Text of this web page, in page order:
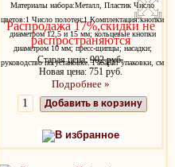
Распродажа 17%,скидки не
распространяются
Старая цена: 902 руб.
Новая цена: 751 руб.
Подробнее »
Добавить в корзину
В избранное
Материалы набора:Металл, Пластик Число
цветов:1 Число полотен:1 Комплектация:кнопки
диаметром 12,5 и 15 мм; кольцевые кнопки
диаметром 10 мм; пресс-щипцы; насадки;
руководство по установке. Габарит упаковки, см